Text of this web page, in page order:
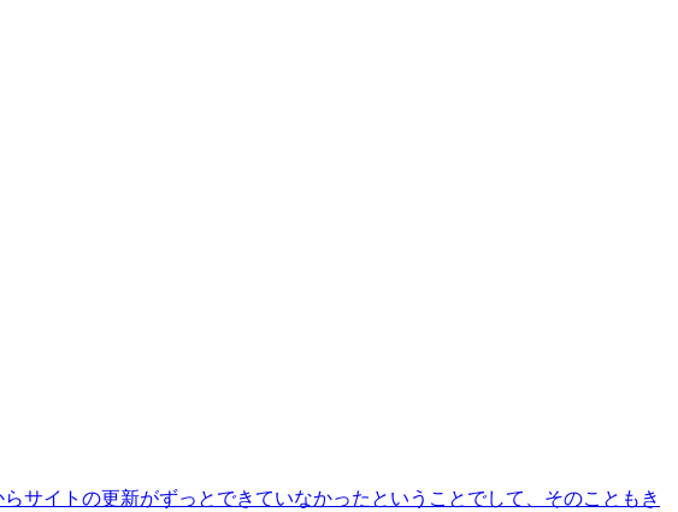
サイトの更新がずっとできていなかったということでして、そのこともき